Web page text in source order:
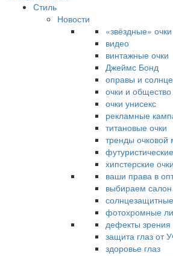
Стиль
Новости
«звёздные» очки
видео
винтажные очки
Джеймс Бонд
оправы и
очки и общество
очки унисекс
рекламные
титановые очки
тренды очковой
хипстерские очки
ваши права в
выбираем салон
фотохромные
дефекты зрения
защита глаз от
здоровье глаз